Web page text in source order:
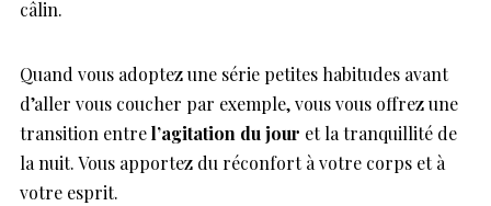
câlin.
Quand vous adoptez une série petites habitudes avant
d’aller vous coucher par exemple, vous vous offrez une
transition entrel’agitation du jour et la tranquillité de
la nuit. Vous apportez du réconfort à votre corps et à
votre esprit.